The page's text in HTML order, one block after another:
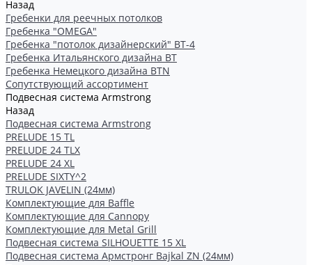
Назад
Гребенки для реечных потолков
Гребенка "OMEGA"
Гребенка "потолок дизайнерский" ВТ-4
Гребенка Итальянского дизайна BT
Гребенка Немецкого дизайна ВТN
Сопутствующий ассортимент
Подвесная система Armstrong
Назад
Подвесная система Armstrong
PRELUDE 15 TL
PRELUDE 24 TLX
PRELUDE 24 XL
PRELUDE SIXTY^2
TRULOK JAVELIN (24мм)
Комплектующие для Baffle
Комплектующие для Cannopy
Комплектующие для Metal Grill
Подвесная система SILHOUETTE 15 XL
Подвесная система Армстронг Bajkal ZN (24мм)